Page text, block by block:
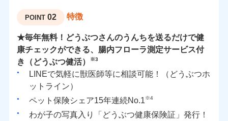
POINT 02 特徴
★毎年無料！どうぶつさんのうんちを送るだけで健
康チェックができる、腸内フローラ測定サービス付
き（どうぶつ健活）
※3
LINEで気軽に獣医師等に相談可能！（どうぶつホ
ットライン）
ペット保険シェア15年連続No.1※4
わが子の写真入り「どうぶつ健康保険証」発行！